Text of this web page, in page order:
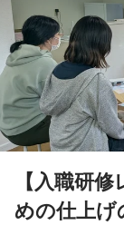
【入職研
めの仕上げ